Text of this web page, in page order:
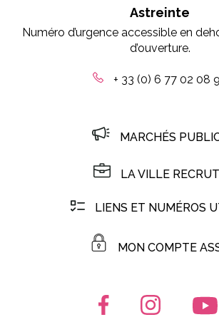
Astreinte
Numéro d’urgence accessible en
d’ouverture.
+ 33 (0) 6 77 02 08
MARCHÉS
LA VILLE
LIENS ET NUMÉROS
MON COMPTE
Lien vers le compte
Lien